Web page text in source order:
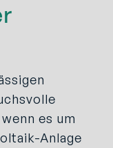
es um
Anlage